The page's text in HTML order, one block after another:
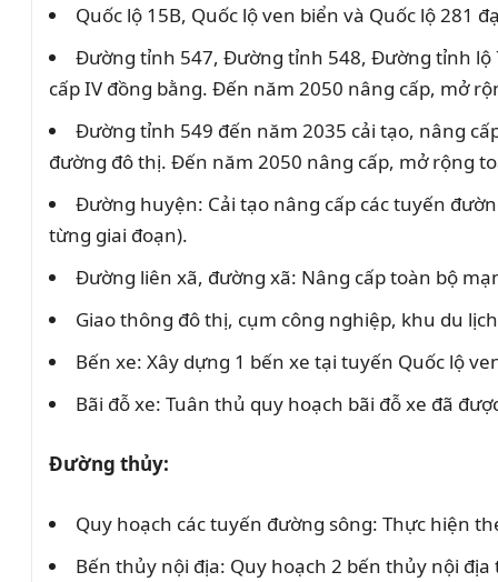
Quốc lộ 15B, Quốc lộ ven biển và Quốc lộ
Đường tỉnh 547, Đường tỉnh 548, Đường tỉnh lộ
cấp IV đồng bằng. Đến năm 2050 nâng cấp, mở
Đường tỉnh 549 đến năm 2035 cải tạo, nâng
đường đô thị. Đến năm 2050 nâng cấp, mở rộng
Đường huyện: Cải tạo nâng cấp các tuyến
từng giai đoạn).
Đường liên xã, đường xã: Nâng cấp toàn bộ
Giao thông đô thị, cụm công nghiệp, khu du
Bến xe: Xây dựng 1 bến xe tại tuyến Quốc lộ
Bãi đỗ xe: Tuân thủ quy hoạch bãi đỗ xe đã
Đường thủy:
Quy hoạch các tuyến đường sông: Thực hiện
Bến thủy nội địa: Quy hoạch 2 bến thủy nội